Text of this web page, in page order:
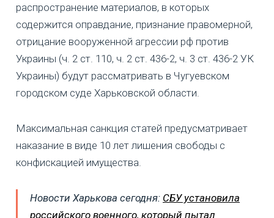
распространение материалов, в которых
содержится оправдание, признание правомерной,
отрицание вооруженной агрессии рф против
Украины (ч. 2 ст. 110, ч. 2 ст. 436-2, ч. 3 ст. 436-2 УК
Украины) будут рассматривать в Чугуевском
городском суде Харьковской области.
Максимальная санкция статей предусматривает
наказание в виде 10 лет лишения свободы с
конфискацией имущества.
Новости Харькова сегодня: СБУ установила
российского военного, который пытал